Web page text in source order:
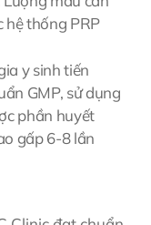
hệ thống PRP
y sinh tiến
GMP, sử dụng
phần huyết
gấp 6-8 lần